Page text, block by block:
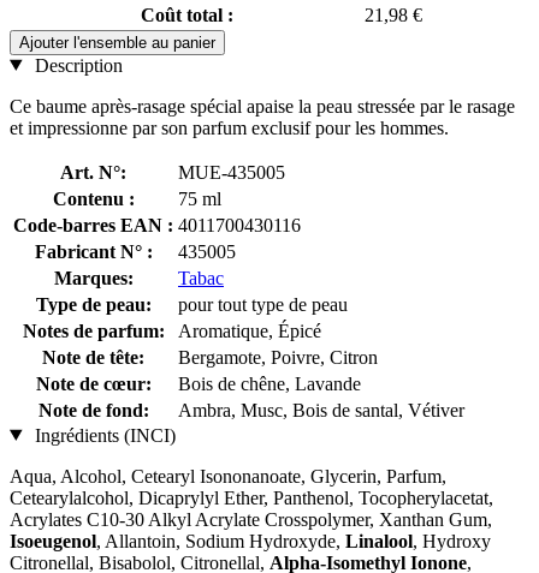
Coût total :
21,98 €
Ajouter l'ensemble au panier
Description
Ce baume après-rasage spécial apaise la peau stressée par le rasage
et impressionne par son parfum exclusif pour les hommes.
Art. N°:
MUE-435005
Contenu :
75 ml
Code-barres EAN : 4011700430116
Fabricant N° :
435005
Marques:
Tabac
Type de peau:
pour tout type de peau
Notes de parfum:
Aromatique, Épicé
Note de tête:
Bergamote, Poivre, Citron
Note de cœur:
Bois de chêne, Lavande
Note de fond:
Ambra, Musc, Bois de santal, Vétiver
Ingrédients (INCI)
Aqua, Alcohol, Cetearyl Isononanoate, Glycerin, Parfum,
Cetearylalcohol, Dicaprylyl Ether, Panthenol, Tocopherylacetat,
Acrylates C10-30 Alkyl Acrylate Crosspolymer, Xanthan Gum,
Isoeugenol, Allantoin, Sodium Hydroxyde, Linalool, Hydroxy
Citronellal, Bisabolol, Citronellal, Alpha-Isomethyl Ionone,